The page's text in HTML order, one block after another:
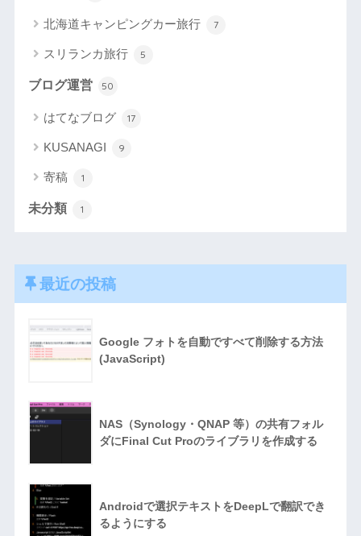
北海道キャンピングカー旅行 7
スリランカ旅行 5
ブログ運営 50
はてなブログ 17
KUSANAGI 9
寄稿 1
未分類 1
最近の投稿
Google フォトを自動ですべて削除する方法
(JavaScript)
NAS（Synology・QNAP 等）の共有フォル
ダにFinal Cut Proのライブラリを作成する
Androidで選択テキストをDeepLで翻訳でき
るようにする